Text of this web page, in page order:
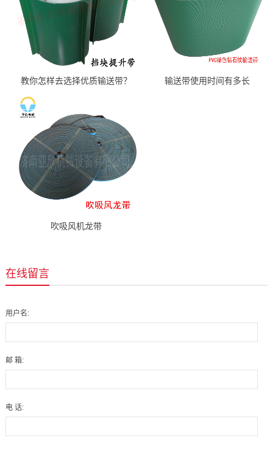
教你怎样去选择优质输送带？ 输送带使用时间有多长
吹吸风机龙带
在线留言
用户名:
邮 箱:
电 话: